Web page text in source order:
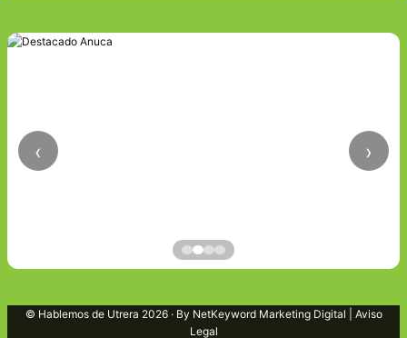
‹ ›
© Hablemos de Utrera 2026 · By NetKeyword Marketing Digital
Aviso
Legal